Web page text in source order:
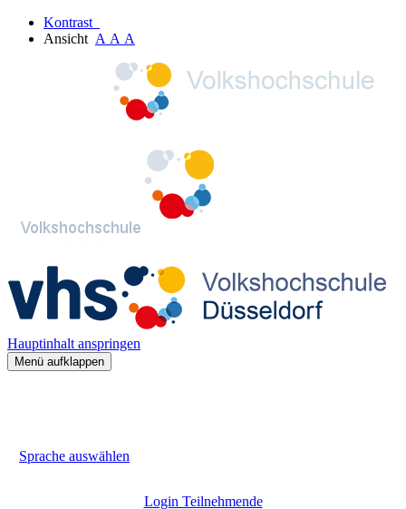
Kontrast
Ansicht A A A
Hauptinhalt anspringen
Menü aufklappen
Sprache auswählen
Login Teilnehmende